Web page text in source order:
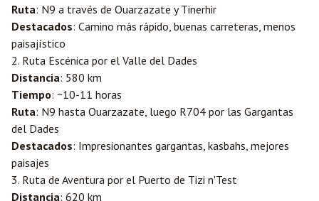
Ruta: N9 a través de Ouarzazate y Tinerhir
Destacados: Camino más rápido, buenas carreteras, menos
paisajístico
2. Ruta Escénica por el Valle del Dades
Distancia: 580 km
Tiempo: ~10-11 horas
Ruta: N9 hasta Ouarzazate, luego R704 por las Gargantas
del Dades
Destacados: Impresionantes gargantas, kasbahs, mejores
paisajes
3. Ruta de Aventura por el Puerto de Tizi n'Test
Distancia: 620 km